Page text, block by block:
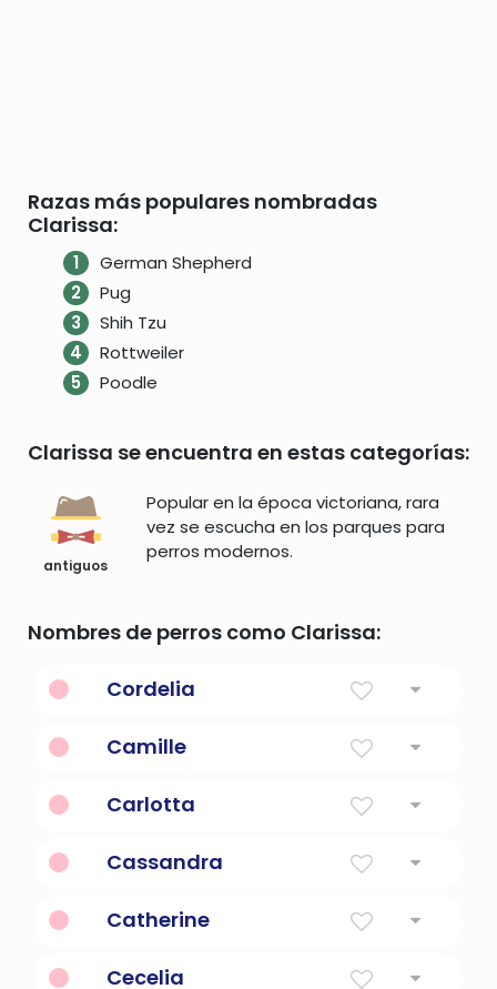
Razas más populares nombradas
Clarissa:
German Shepherd
Pug
Shih Tzu
Rottweiler
Poodle
Clarissa se encuentra en estas categorías:
antiguos
Popular en la época victoriana, rara
vez se escucha en los parques para
perros modernos.
Nombres de perros como Clarissa:
Cordelia
Camille
Carlotta
Cassandra
griega
Catherine
Cecelia